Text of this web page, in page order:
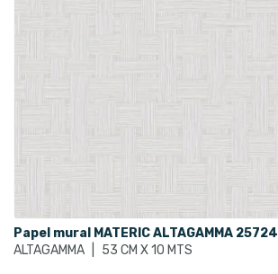
Papel mural MATERIC ALTAGAMMA 25724
ALTAGAMMA
53 CM X 10 MTS